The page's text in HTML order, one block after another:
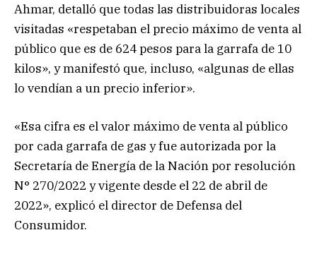
Ahmar, detalló que todas las distribuidoras locales
visitadas «respetaban el precio máximo de venta al
público que es de 624 pesos para la garrafa de 10
kilos», y manifestó que, incluso, «algunas de ellas
lo vendían a un precio inferior».
«Esa cifra es el valor máximo de venta al público
por cada garrafa de gas y fue autorizada por la
Secretaría de Energía de la Nación por resolución
N° 270/2022 y vigente desde el 22 de abril de
2022», explicó el director de Defensa del
Consumidor.